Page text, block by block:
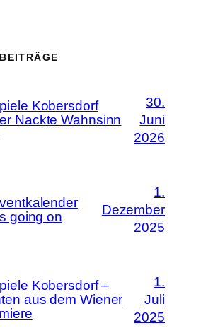
Kobersdorf
Nackte Wahnsinn
30.
Juni
2026
going on
1.
Dezember
2025
Kobersdorf –
aus dem Wiener
1.
Juli
2025